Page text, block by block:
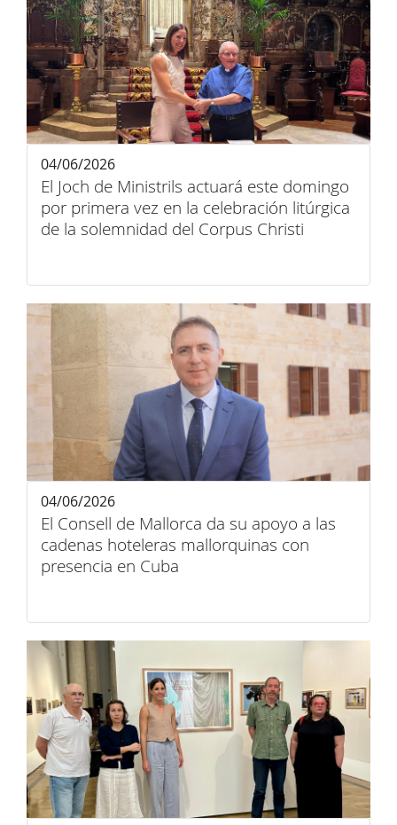
El Joch de Ministrils actuará este domingo
por primera vez en la celebración litúrgica
de la solemnidad del Corpus Christi
04/06/2026
El Consell de Mallorca da su apoyo a las
cadenas hoteleras mallorquinas con
presencia en Cuba
04/06/2026